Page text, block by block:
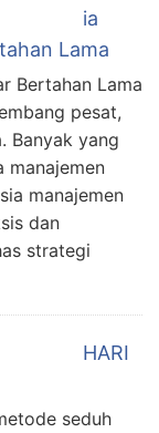
ia
Lama
Bertahan Lama
pesat,
Banyak yang
manajemen
manajemen
dan
strategi
HARI
seduh